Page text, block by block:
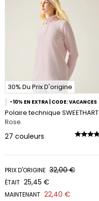
30% Du Prix D'origine
-10% EN EXTRA | CODE: VACANCES
Polaire technique SWEETHART
Rose
27 couleurs
PRIX D'ORIGINE 32,00 €
ÉTAIT 25,45 €
MAINTENANT 22,40 €